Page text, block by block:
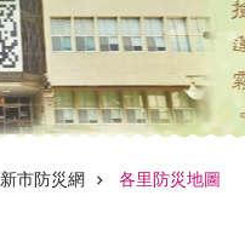
新市防災網 各里防災地圖